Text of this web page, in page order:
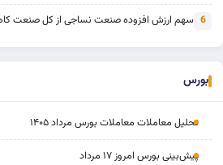
6 سهم ارزش افزوده صنعت نساجی از کل صنعت
بورس
تحلیل معاملات معاملات بورس مرداد ۱۴۰۵
پیش‌بینی بورس امروز ۱۷ مرداد